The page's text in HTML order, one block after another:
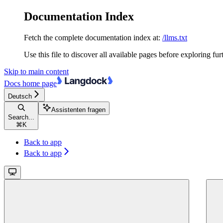
Documentation Index
Fetch the complete documentation index at: /llms.txt
Use this file to discover all available pages before exploring
Skip to main content
Docs home page
Deutsch
Search...
⌘ K
Assistenten fragen
Back to app
Back to app